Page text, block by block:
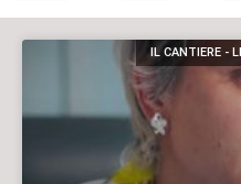
IL CANTIERE -